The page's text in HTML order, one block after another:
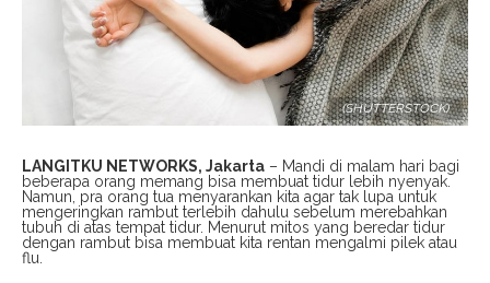
(SHUTTERSTOCK)
LANGITKU NETWORKS, Jakarta – Mandi di malam hari bagi
beberapa orang memang bisa membuat tidur lebih nyenyak.
Namun, pra orang tua menyarankan kita agar tak lupa untuk
mengeringkan rambut terlebih dahulu sebelum merebahkan
tubuh di atas tempat tidur. Menurut mitos yang beredar tidur
dengan rambut bisa membuat kita rentan mengalmi pilek atau
flu.